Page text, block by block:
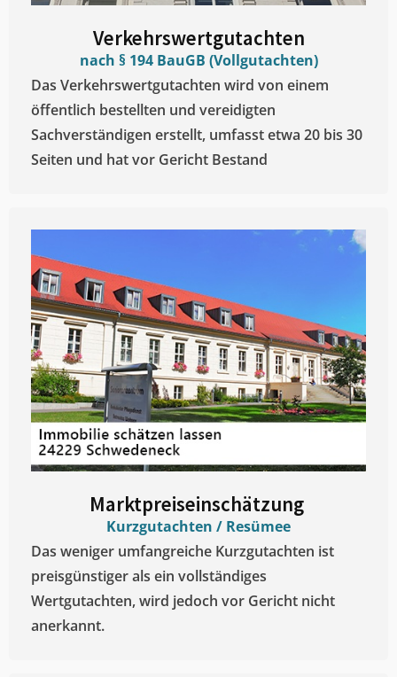
Verkehrswertgutachten
nach § 194 BauGB (Vollgutachten)
Das Verkehrswertgutachten wird von einem
öffentlich bestellten und vereidigten
Sachverständigen erstellt, umfasst etwa 20 bis 30
Seiten und hat vor Gericht Bestand
Marktpreiseinschätzung ​
Kurzgutachten / Resümee
Das weniger umfangreiche Kurzgutachten ist
preisgünstiger als ein vollständiges
Wertgutachten, wird jedoch vor Gericht nicht
anerkannt.